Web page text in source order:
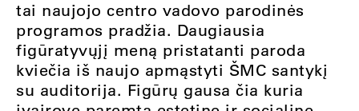
tai naujojo centro vadovo parodinės
programos pradžia. Daugiausia
figūratyvųjį meną pristatanti paroda
kviečia iš naujo apmąstyti ŠMC santykį
su auditorija. Figūrų gausa čia kuria